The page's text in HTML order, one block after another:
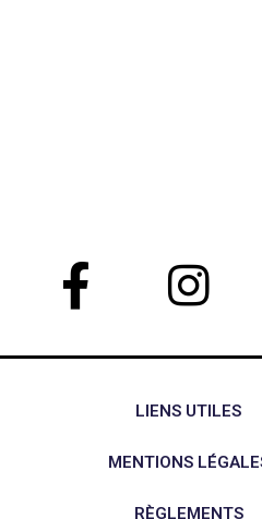
LIENS UTILES
MENTIONS
RÈGLEMENTS